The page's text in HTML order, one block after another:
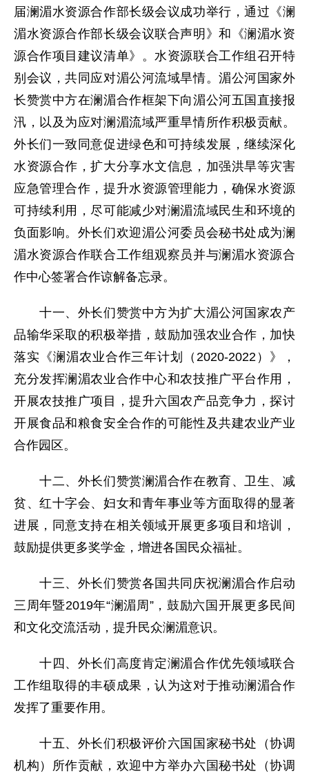
届澜湄水资源合作部长级会议成功举行，通过《澜
湄水资源合作部长级会议联合声明》和《澜湄水资
源合作项目建议清单》。水资源联合工作组召开特
别会议，共同应对湄公河流域旱情。湄公河国家外
长赞赏中方在澜湄合作框架下向湄公河五国直接报
汛，以及为应对澜湄流域严重旱情所作积极贡献。
外长们一致同意促进绿色和可持续发展，继续深化
水资源合作，扩大分享水文信息，加强洪旱等灾害
应急管理合作，提升水资源管理能力，确保水资源
可持续利用，尽可能减少对澜湄流域民生和环境的
负面影响。外长们欢迎湄公河委员会秘书处成为澜
湄水资源合作联合工作组观察员并与澜湄水资源合
作中心签署合作谅解备忘录。
十一、外长们赞赏中方为扩大湄公河国家农产
品输华采取的积极举措，鼓励加强农业合作，加快
落实《澜湄农业合作三年计划（2020-2022）》，
充分发挥澜湄农业合作中心和农技推广平台作用，
开展农技推广项目，提升六国农产品竞争力，探讨
开展食品和粮食安全合作的可能性及共建农业产业
合作园区。
十二、外长们赞赏澜湄合作在教育、卫生、减
贫、红十字会、妇女和青年事业等方面取得的显著
进展，同意支持在相关领域开展更多项目和培训，
鼓励提供更多奖学金，增进各国民众福祉。
十三、外长们赞赏各国共同庆祝澜湄合作启动
三周年暨2019年“澜湄周”，鼓励六国开展更多民间
和文化交流活动，提升民众澜湄意识。
十四、外长们高度肯定澜湄合作优先领域联合
工作组取得的丰硕成果，认为这对于推动澜湄合作
发挥了重要作用。
十五、外长们积极评价六国国家秘书处（协调
机构）所作贡献，欢迎中方举办六国秘书处（协调